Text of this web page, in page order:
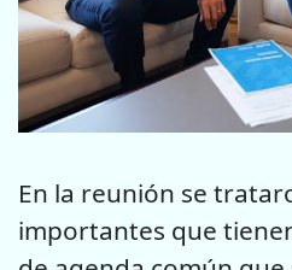
En la reunión se
importantes que